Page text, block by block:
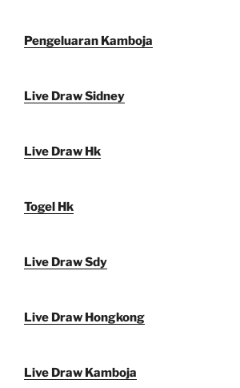
Pengeluaran Kamboja
Live Draw Sidney
Live Draw Hk
Togel Hk
Live Draw Sdy
Live Draw Hongkong
Live Draw Kamboja